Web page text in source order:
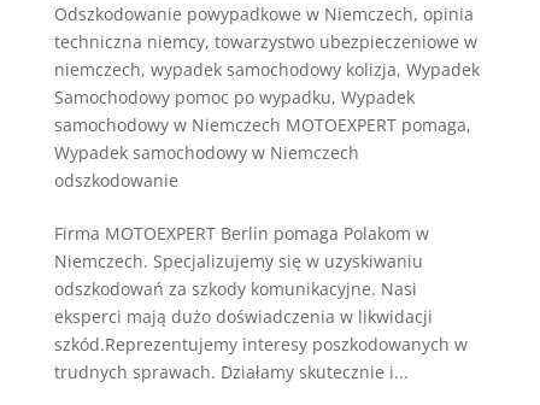
Odszkodowanie powypadkowe w Niemczech, opinia
techniczna niemcy, towarzystwo ubezpieczeniowe w
niemczech, wypadek samochodowy kolizja, Wypadek
Samochodowy pomoc po wypadku, Wypadek
samochodowy w Niemczech MOTOEXPERT pomaga,
Wypadek samochodowy w Niemczech
odszkodowanie
Firma MOTOEXPERT Berlin pomaga Polakom w
Niemczech. Specjalizujemy się w uzyskiwaniu
odszkodowań za szkody komunikacyjne. Nasi
eksperci mają dużo doświadczenia w likwidacji
szkód.Reprezentujemy interesy poszkodowanych w
trudnych sprawach. Działamy skutecznie i...